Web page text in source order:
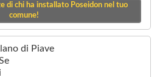
di chi ha installato Poseidon nel tuo
comune!
di Piave